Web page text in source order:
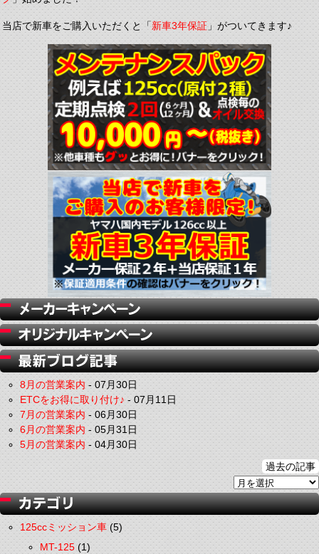
当店で新車をご購入いただくと「新車3年保証」がついてきます♪
8月の営業案内-07月30日
ETCをお得に取り付け♪-07月11日
7月の営業案内-06月30日
6月の営業案内-05月31日
5月の営業案内-04月30日
過去の記事
125ccミッション車(5)
MT-125(1)